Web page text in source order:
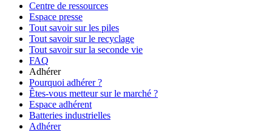
Centre de ressources
Espace presse
Tout savoir sur les piles
Tout savoir sur le recyclage
Tout savoir sur la seconde vie
FAQ
Adhérer
Pourquoi adhérer ?
Êtes-vous metteur sur le marché ?
Espace adhérent
Batteries industrielles
Adhérer